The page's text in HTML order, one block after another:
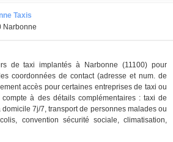
Taxis
Narbonne
de taxi implantés à Narbonne (11100) pour
coordonnées de contact (adresse et num. de
accès pour certaines entreprises de taxi ou
à des détails complémentaires : taxi de
7j/7, transport de personnes malades ou
convention sécurité sociale, climatisation,